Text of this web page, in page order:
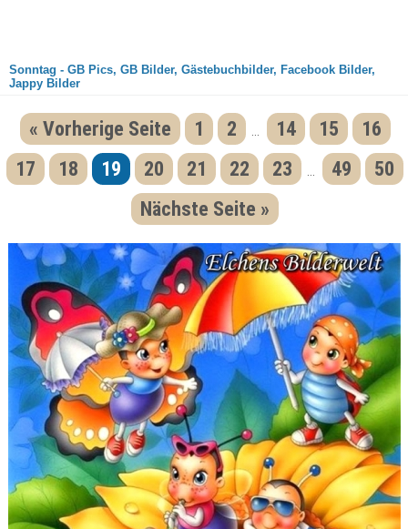
Sonntag - GB Pics, GB Bilder, Gästebuchbilder, Facebook Bilder,
Jappy Bilder
« Vorherige Seite 1 2 14 15
16
17
18 19 20 21 22 23 49
50
Nächste Seite »